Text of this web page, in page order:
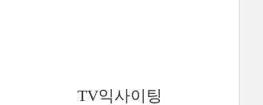
TV익사이팅